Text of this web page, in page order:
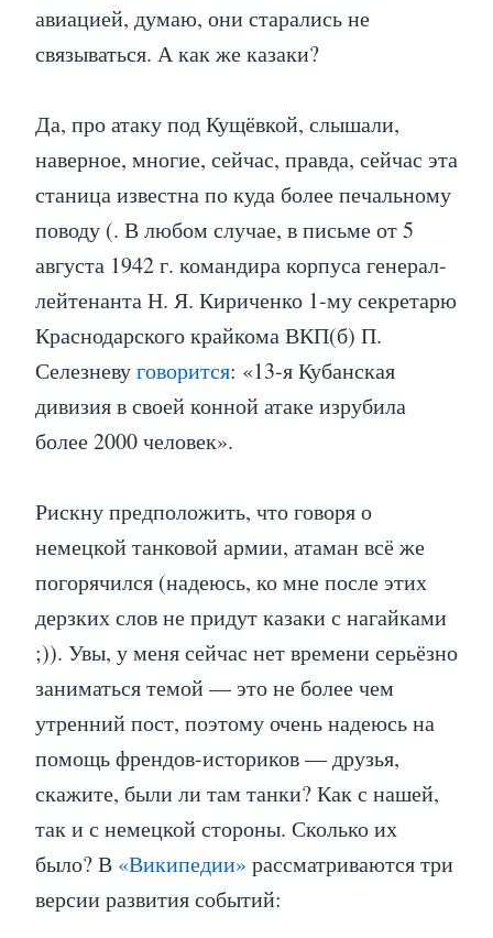
авиацией, думаю, они старались не
связываться. А как же казаки?
Да, про атаку под Кущёвкой, слышали,
наверное, многие, сейчас, правда, сейчас эта
станица известна по куда более печальному
поводу (. В любом случае, в письме от 5
августа 1942 г. командира корпуса генерал-
лейтенанта Н. Я. Кириченко 1-му секретарю
Краснодарского крайкома ВКП(б) П.
Селезневуговорится: «13-я Кубанская
дивизия в своей конной атаке изрубила
более 2000 человек».
Рискну предположить, что говоря о
немецкой танковой армии, атаман всё же
погорячился (надеюсь, ко мне после этих
дерзких слов не придут казаки с нагайками
;)). Увы, у меня сейчас нет времени серьёзно
заниматься темой — это не более чем
утренний пост, поэтому очень надеюсь на
помощь френдов-историков — друзья,
скажите, были ли там танки? Как с нашей,
так и с немецкой стороны. Сколько их
было? В «Википедии» рассматриваются три
версии развития событий: